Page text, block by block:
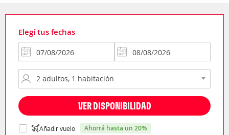
Elegí tus fechas
VER DISPONIBILIDAD
Añadir vuelo ahorrá hasta un 20%